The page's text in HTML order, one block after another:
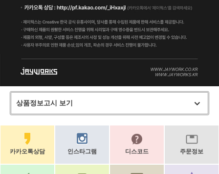
상품정보고시 보기
카카오톡상담 인스타그램 디스코드 주문정보